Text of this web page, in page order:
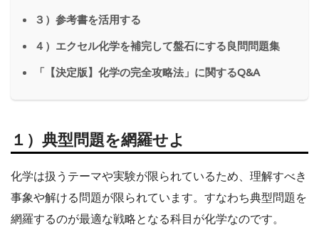
３）参考書を活用する
４）エクセル化学を補完して盤石にする良問問題集
「【決定版】化学の完全攻略法」に関するQ&A
１）典型問題を網羅せよ
化学は扱うテーマや実験が限られているため、理解すべき
事象や解ける問題が限られています。すなわち典型問題を
網羅するのが最適な戦略となる科目が化学なのです。